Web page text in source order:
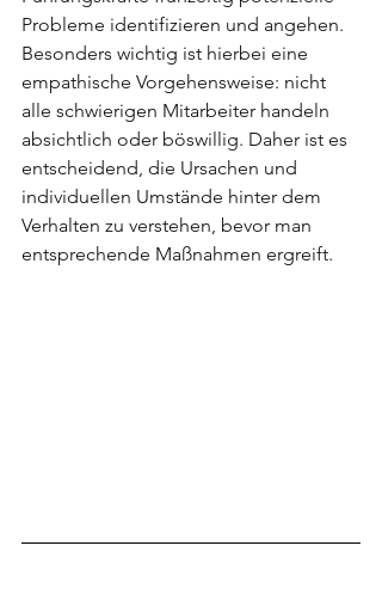
Probleme identifizieren und angehen.
Besonders wichtig ist hierbei eine
empathische Vorgehensweise: nicht
alle schwierigen Mitarbeiter handeln
absichtlich oder böswillig. Daher ist es
entscheidend, die Ursachen und
individuellen Umstände hinter dem
Verhalten zu verstehen, bevor man
entsprechende Maßnahmen ergreift.